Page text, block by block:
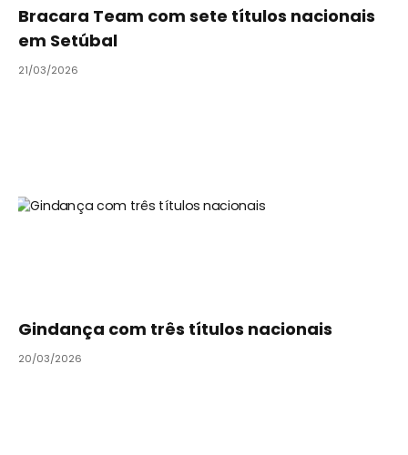
Bracara Team com sete títulos nacionais
em Setúbal
21/03/2026
Gindança com três títulos nacionais
20/03/2026